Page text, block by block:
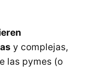
y complejas,
las pymes (o